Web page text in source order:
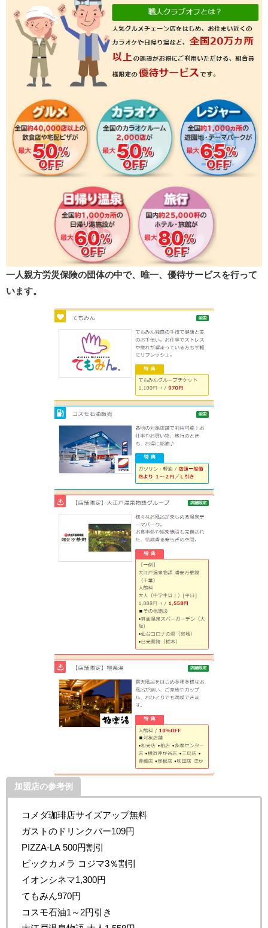
一人親方労災保険の団体の中で、唯一、優待サービスを行って
います。
加盟店の参考例
コメダ珈琲店サイズアップ無料
ガストのドリンクバー109円
PIZZA-LA 500円割引
ビックカメラ コジマ3％割引
イオンシネマ1,300円
てもみん970円
コスモ石油1～2円引き